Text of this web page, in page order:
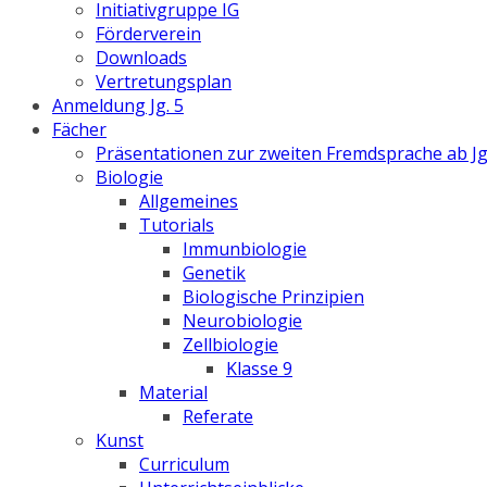
Initiativgruppe IG
Förderverein
Downloads
Vertretungsplan
Anmeldung Jg. 5
Fächer
Präsentationen zur zweiten Fremdsprache ab
Biologie
Allgemeines
Tutorials
Immunbiologie
Genetik
Biologische Prinzipien
Neurobiologie
Zellbiologie
Klasse 9
Material
Referate
Kunst
Curriculum